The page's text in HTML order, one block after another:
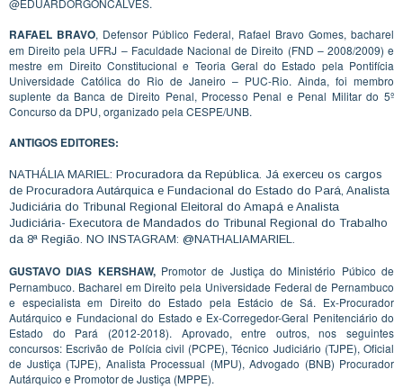
RAFAEL BRAVO, Defensor Público Federal, Rafael Bravo Gomes, bacharel
em Direito pela UFRJ – Faculdade Nacional de Direito (FND – 2008/2009) e
mestre em Direito Constitucional e Teoria Geral do Estado pela Pontifícia
Universidade Católica do Rio de Janeiro – PUC-Rio. Ainda, foi membro
suplente da Banca de Direito Penal, Processo Penal e Penal Militar do 5º
Concurso da DPU, organizado pela CESPE/UNB.
ANTIGOS EDITORES:
NATHÁLIA MARIEL: Procuradora da República. Já exerceu os cargos
de Procuradora Autárquica e Fundacional do Estado do Pará, Analista
Judiciária do Tribunal Regional Eleitoral do Amapá e Analista
Judiciária- Executora de Mandados do Tribunal Regional do Trabalho
da 8ª Região. NO INSTAGRAM: @NATHALIAMARIEL.
GUSTAVO DIAS KERSHAW, Promotor de Justiça do Ministério Púbico de
Pernambuco. Bacharel em Direito pela Universidade Federal de Pernambuco
e especialista em Direito do Estado pela Estácio de Sá. Ex-Procurador
Autárquico e Fundacional do Estado e Ex-Corregedor-Geral Penitenciário do
Estado do Pará (2012-2018). Aprovado, entre outros, nos seguintes
concursos: Escrivão de Polícia civil (PCPE), Técnico Judiciário (TJPE), Oficial
de Justiça (TJPE), Analista Processual (MPU), Advogado (BNB) Procurador
Autárquico e Promotor de Justiça (MPPE).